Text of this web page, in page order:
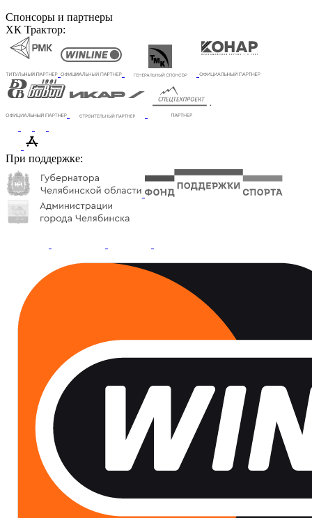
Спонсоры и партнеры
ХК Трактор:
При поддержке: